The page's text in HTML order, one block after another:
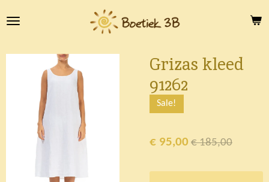
direct
de
hoofdinhoud
Grizas kleed
91262
Sale!
€ 95,00 € 185,00